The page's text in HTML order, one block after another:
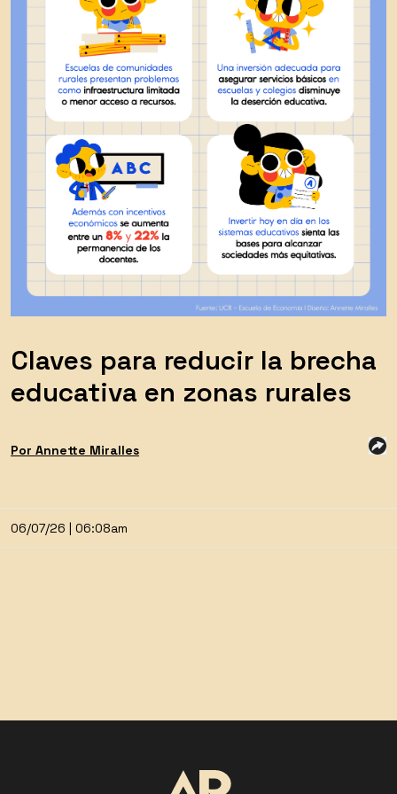
Claves para reducir la brecha
educativa en zonas rurales
Por Annette Miralles
06/07/26 | 06:08am